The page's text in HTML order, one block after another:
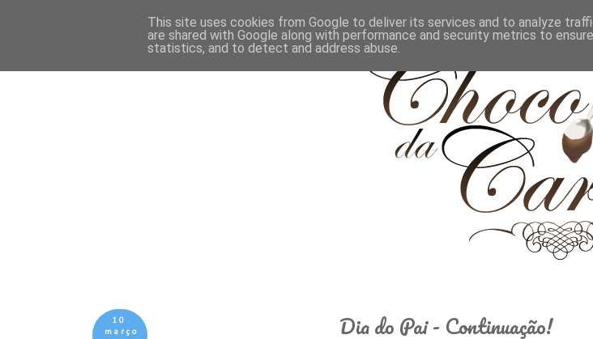
10
março
Dia do Pai - Continuação!
This site uses cookies from Google to deliver its services and to analyze
are shared with Google along with performance and security metrics to
statistics, and to detect and address abuse.